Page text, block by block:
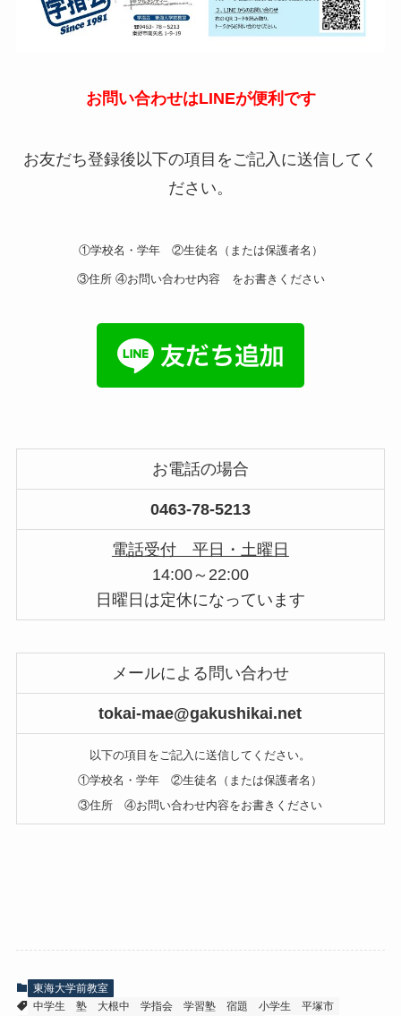
お問い合わせはLINEが便利です
お友だち登録後以下の項目をご記入に送信してく
ださい。
①学校名・学年 ②生徒名（または保護者名）
③住所 ④お問い合わせ内容 をお書きください
お電話の場合
0463-78-5213
電話受付 平日・土曜日
14:00～22:00
日曜日は定休になっています
メールによる問い合わせ
tokai-mae@gakushikai.net
以下の項目をご記入に送信してください。
①学校名・学年 ②生徒名（または保護者名）
③住所 ④お問い合わせ内容をお書きください
東海大学前教室
中学生
塾 大根中 学指会 学習塾 宿題 小学生
平塚市